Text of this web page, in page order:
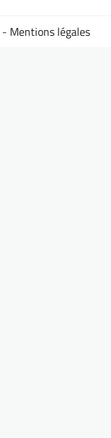
Mentions légales